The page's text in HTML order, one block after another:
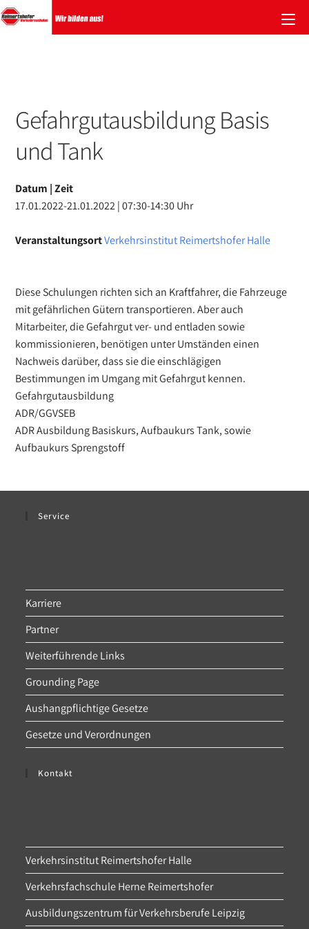
Zum
Inhalt
Gefahrgutausbildung Basis
und Tank
Datum | Zeit
17.01.2022-21.01.2022 | 07:30-14:30 Uhr
VeranstaltungsortVerkehrsinstitut Reimertshofer Halle
Diese Schulungen richten sich an Kraftfahrer, die Fahrzeuge
mit gefährlichen Gütern transportieren. Aber auch
Mitarbeiter, die Gefahrgut ver- und entladen sowie
kommissionieren, benötigen unter Umständen einen
Nachweis darüber, dass sie die einschlägigen
Bestimmungen im Umgang mit Gefahrgut kennen.
Gefahrgutausbildung
ADR/GGVSEB
ADR Ausbildung Basiskurs, Aufbaukurs Tank, sowie
Aufbaukurs Sprengstoff
Service
Karriere
Partner
Weiterführende Links
Grounding Page
Aushangpflichtige Gesetze
Gesetze und Verordnungen
Kontakt
Verkehrsinstitut Reimertshofer Halle
Verkehrsfachschule Herne Reimertshofer
Ausbildungszentrum für Verkehrsberufe Leipzig